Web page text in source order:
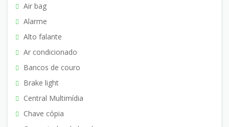
Air bag
Alarme
Alto falante
Ar condicionado
Bancos de couro
Brake light
Central Multimídia
Chave cópia